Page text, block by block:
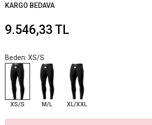
KARGO BEDAVA
9.546,33 TL
Beden: XS/S
XS/S M/L XL/XXL